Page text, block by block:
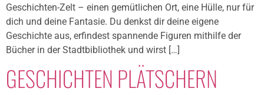
Geschichten-Zelt – einen gemütlichen Ort, eine Hülle, nur für
dich und deine Fantasie. Du denkst dir deine eigene
Geschichte aus, erfindest spannende Figuren mithilfe der
Bücher in der Stadtbibliothek und wirst […]
GESCHICHTEN PLÄTSCHERN